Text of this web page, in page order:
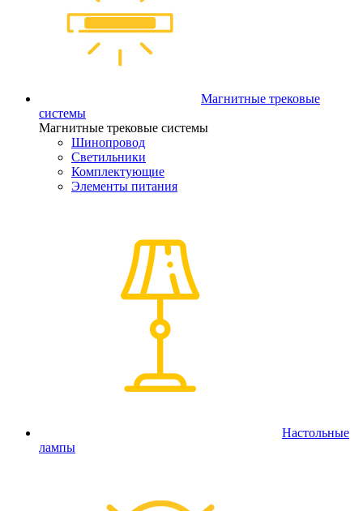
Магнитные трековые
системы
Магнитные трековые системы
Шинопровод
Светильники
Комплектующие
Элементы питания
Настольные
лампы